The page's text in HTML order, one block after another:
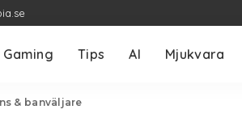
Gaming Tips AI Mjukvara
& banväljare